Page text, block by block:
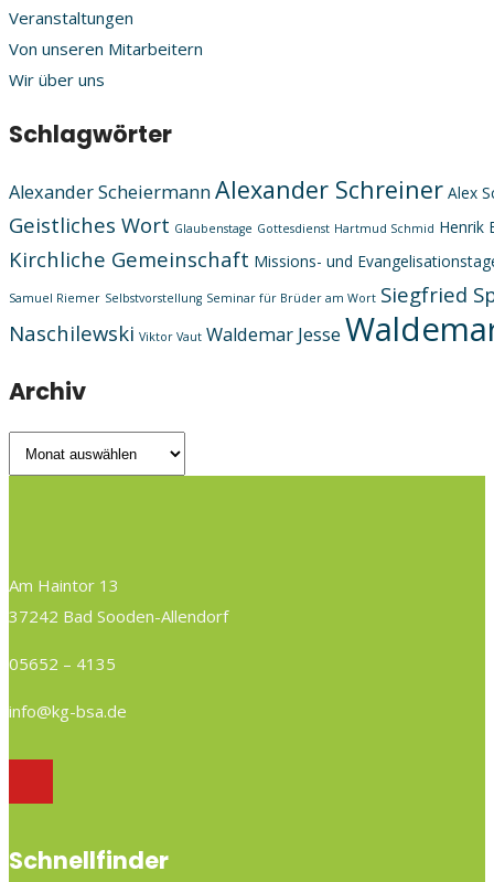
Veranstaltungen
Von unseren Mitarbeitern
Wir über uns
Schlagwörter
Alexander ScheiermannAlexander Schreiner Alex
Geistliches Wort Glaubenstage Gottesdienst Hartmud Schmid Henrik
Kirchliche Gemeinschaft Missions- und
Samuel Riemer Selbstvorstellung Seminar für Brüder am Wort Siegfried
Naschilewski Viktor Vaut Waldemar Jesse
Archiv
Archiv
Am Haintor 13
37242 Bad Sooden-Allendorf
05652 – 4135
info@kg-bsa.de
Schnellfinder